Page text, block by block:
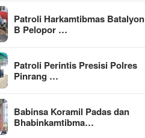
Patroli Harkamtibmas Batalyon
B Pelopor …
Patroli Perintis Presisi Polres
Pinrang …
Babinsa Koramil Padas dan
Bhabinkamtibma…